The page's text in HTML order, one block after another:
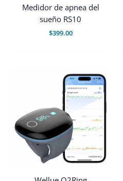
Medidor de apnea del
sueño RS10
$399.00